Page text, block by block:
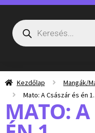
Kezdőlap Mangák/
Mato: A Császár és én 1.
MATO: A